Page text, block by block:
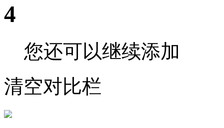
4
您还可以继续添加
清空对比栏